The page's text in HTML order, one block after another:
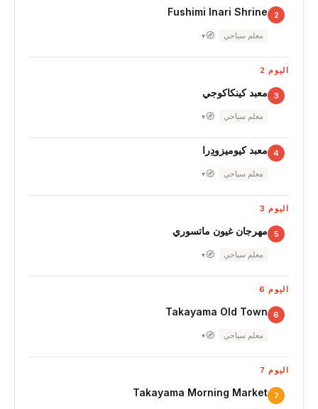
2
Fushimi Inari Shrine
معلم سياحي 🧭
▾
اليوم 2
3 معبد كينكاكوجي
معلم سياحي 🧭
▾
4 معبد كيوميزودِرا
معلم سياحي 🧭
▾
اليوم 3
5 مهرجان غيون ماتسوري
معلم سياحي 🧭
▾
اليوم 6
6
Takayama Old Town
معلم سياحي 🧭
▾
اليوم 7
7
Takayama Morning Market